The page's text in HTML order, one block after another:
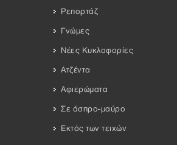
Ρεπορτάζ
Γνώμες
Νέες Κυκλοφορίες
Ατζέντα
Αφιερώματα
Σε άσπρο-μαύρο
Εκτός των τειχών